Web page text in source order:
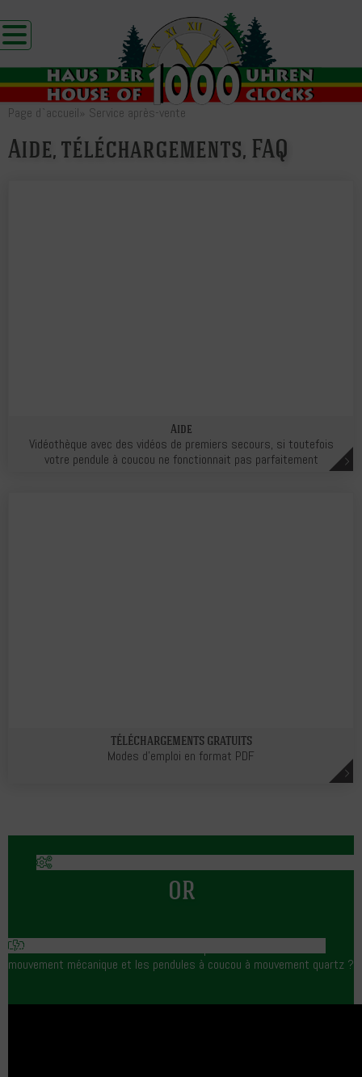
Page d`accueil» Service après-vente
Aide, téléchargements, FAQ
Aide
Vidéothèque avec des vidéos de premiers secours, si toutefois
votre pendule à coucou ne fonctionnait pas parfaitement
TÉLÉCHARGEMENTS GRATUITS
Modes d'emploi en format PDF
OR
Connaissez-vous la différence entre les pendules à coucou à
mouvement mécanique et les pendules à coucou à mouvement quartz ?